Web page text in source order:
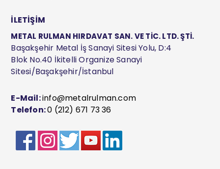
İLETİŞİM
METAL RULMAN HIRDAVAT SAN. VE TİC. LTD. ŞTİ.
Başakşehir Metal İş Sanayi Sitesi Yolu, D:4
Blok No.40 İkitelli Organize Sanayi
Sitesi/Başakşehir/İstanbul
E-Mail:info@metalrulman.com
Telefon:0 (212) 671 73 36